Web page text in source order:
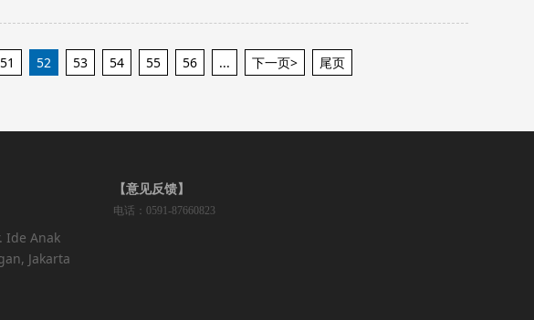
51 52 53 54 55 56 ... 下一页> 尾页
Ide Anak
Jakarta
【意见反馈】
电话：0591-87660823